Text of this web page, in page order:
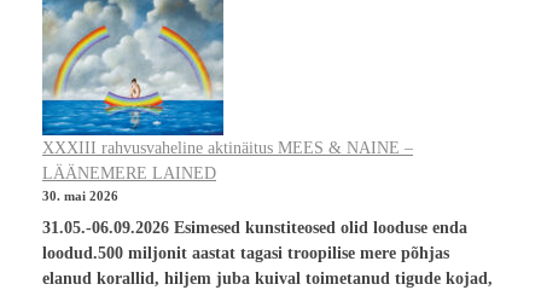
XXXIII rahvusvaheline aktinäitus MEES & NAINE –
LÄÄNEMERE LAINED
30. mai 2026
31.05.-06.09.2026 Esimesed kunstiteosed olid looduse enda
loodud.500 miljonit aastat tagasi troopilise mere põhjas
elanud korallid, hiljem juba kuival toimetanud tigude kojad,